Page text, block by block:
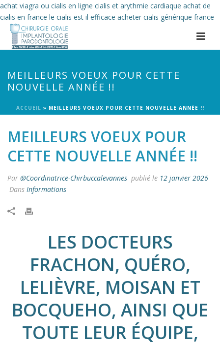
achat viagra ou cialis en ligne cialis et arythmie cardiaque achat de
cialis en france le cialis est il efficace acheter cialis générique france
MEILLEURS VOEUX POUR CETTE
NOUVELLE ANNÉE !!
ACCUEIL » MEILLEURS VOEUX POUR CETTE NOUVELLE ANNÉE !!
MEILLEURS VOEUX POUR
CETTE NOUVELLE ANNÉE !!
Par @Coordinatrice-Chirbuccalevannes publié le 12 janvier 2026
Dans Informations
LES DOCTEURS
FRACHON, QUÉRO,
LELIÈVRE, MOISAN ET
BOCQUEHO, AINSI QUE
TOUTE LEUR ÉQUIPE,